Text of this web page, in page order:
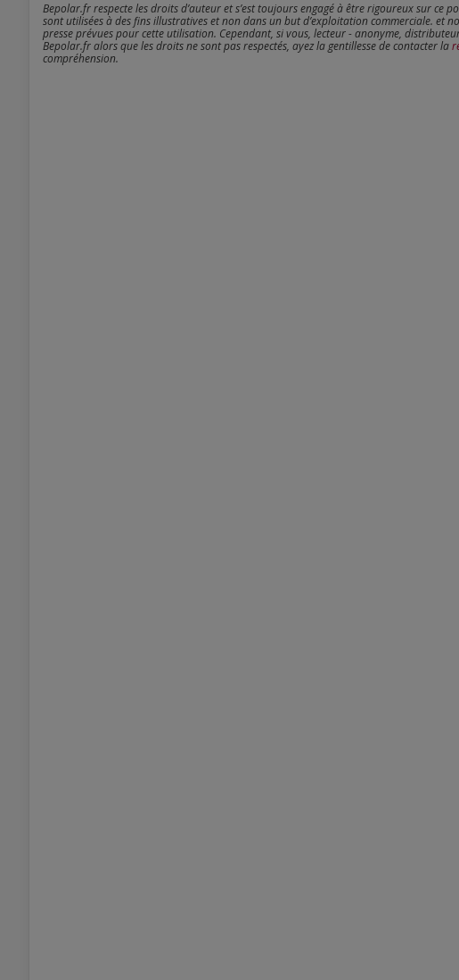
Bepolar.fr respecte les droits d’auteur et s’est toujours engagé à être rigoureux sur
sont utilisées à des fins illustratives et non dans un but d’exploitation commerciale. et
presse prévues pour cette utilisation. Cependant, si vous, lecteur - anonyme,
Bepolar.fr alors que les droits ne sont pas respectés, ayez la gentillesse de contacter la
compréhension.